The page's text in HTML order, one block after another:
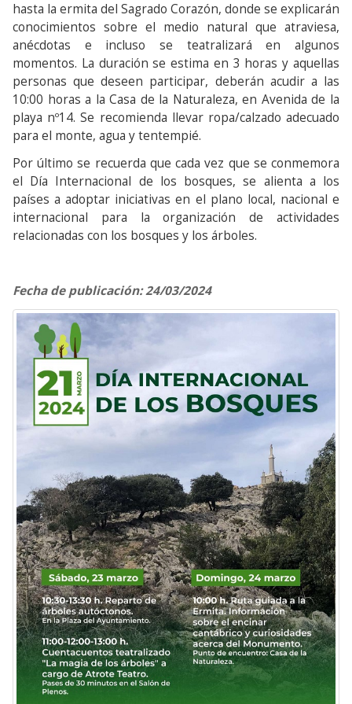
hasta la ermita del Sagrado Corazón, donde se explicarán
conocimientos sobre el medio natural que atraviesa,
anécdotas e incluso se teatralizará en algunos
momentos. La duración se estima en 3 horas y aquellas
personas que deseen participar, deberán acudir a las
10:00 horas a la Casa de la Naturaleza, en Avenida de la
playa nº14. Se recomienda llevar ropa/calzado adecuado
para el monte, agua y tentempié.
Por último se recuerda que cada vez que se conmemora
el Día Internacional de los bosques, se alienta a los
países a adoptar iniciativas en el plano local, nacional e
internacional para la organización de actividades
relacionadas con los bosques y los árboles.
Fecha de publicación: 24/03/2024